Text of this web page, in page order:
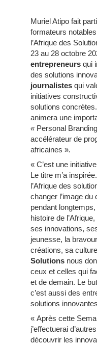
Muriel Atipo fait
formateurs
l’Afrique des
23 au 28 octobre
entrepreneurs qui
des solutions
journalistes qui
initiatives
solutions
animera une
« Personal
accélérateur de
africaines ».
« C’est une
Le titre m’a
l’Afrique des
changer l’image du
pendant
histoire de
ses innovations,
jeunesse, la
créations, sa
Solutions nous
ceux et celles qui
et de demain. Le
c’est aussi des
solutions
« Après cette
j’effectuerai
découvrir les